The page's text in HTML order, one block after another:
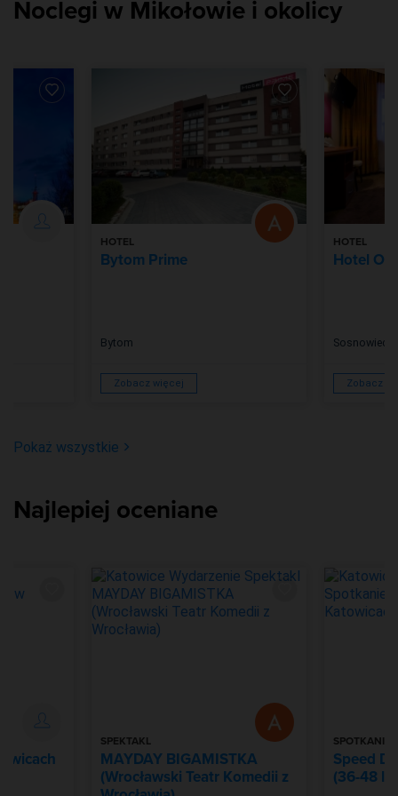
Noclegi w Mikołowie i okolicy
HOTEL
Bytom Prime
Bytom
Zobacz więcej
HOTEL
Hotel
Sosnowiec
Zobacz
Pokaż wszystkie
Najlepiej oceniane
SPEKTAKL
MAYDAY BIGAMISTKA
(Wrocławski Teatr Komedii z
SPOTKANIE
Speed
(36-48